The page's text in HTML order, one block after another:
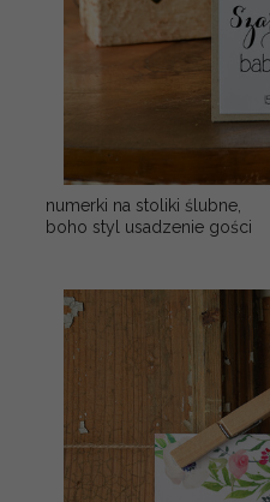
numerki na stoliki ślubne,
boho styl usadzenie gości